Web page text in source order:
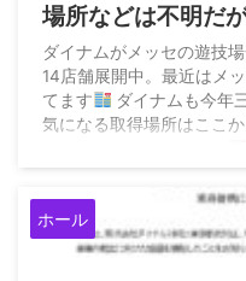
場所などは不明だ
ダイナムがメッセの遊技
14店舗展開中。最近はメ
てます
ダイナムも今年
気になる取得場所はここ
ホール